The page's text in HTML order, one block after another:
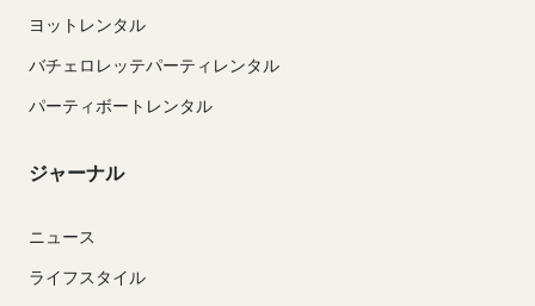
ヨットレンタル
バチェロレッテパーティレンタル
パーティボートレンタル
ジャーナル
ニュース
ライフスタイル